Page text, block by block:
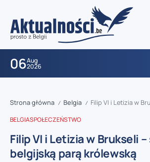
06Aug
2026
Strona główna / Belgia / Filip VI i Letizia w Brukseli –
BELGIASPOŁECZEŃSTWO
Filip VI i Letizia w Brukseli
belgijską parą królewską